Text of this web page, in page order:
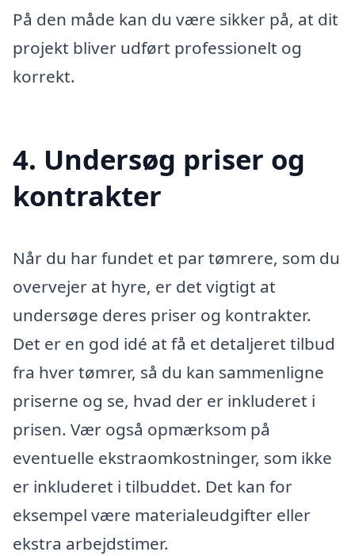
På den måde kan du være sikker på, at dit
projekt bliver udført professionelt og
korrekt.
4. Undersøg priser og
kontrakter
Når du har fundet et par tømrere, som du
overvejer at hyre, er det vigtigt at
undersøge deres priser og kontrakter.
Det er en god idé at få et detaljeret tilbud
fra hver tømrer, så du kan sammenligne
priserne og se, hvad der er inkluderet i
prisen. Vær også opmærksom på
eventuelle ekstraomkostninger, som ikke
er inkluderet i tilbuddet. Det kan for
eksempel være materialeudgifter eller
ekstra arbejdstimer.